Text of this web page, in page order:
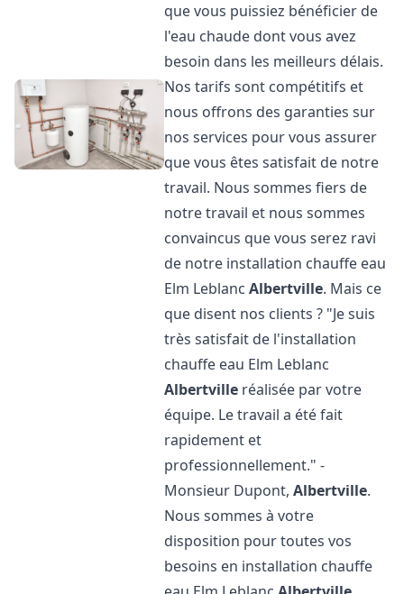
que vous puissiez bénéficier de
l'eau chaude dont vous avez
besoin dans les meilleurs délais.
Nos tarifs sont compétitifs et
nous offrons des garanties sur
nos services pour vous assurer
que vous êtes satisfait de notre
travail. Nous sommes fiers de
notre travail et nous sommes
convaincus que vous serez ravi
de notre installation chauffe eau
Elm LeblancAlbertville. Mais ce
que disent nos clients ? "Je suis
très satisfait de l'installation
chauffe eau Elm Leblanc
Albertville réalisée par votre
équipe. Le travail a été fait
rapidement et
professionnellement." -
Monsieur Dupont,Albertville.
Nous sommes à votre
disposition pour toutes vos
besoins en installation chauffe